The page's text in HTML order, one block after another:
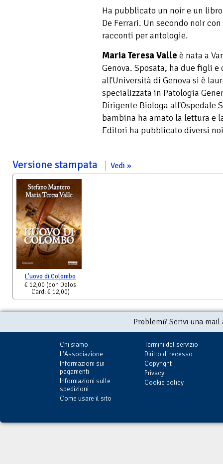
Ha pubblicato un noir e un
De Ferrari. Un secondo noir
racconti per antologie.
Maria Teresa Valle è nata a
Genova. Sposata, ha due figli
all'Università di Genova si è
specializzata in Patologia
Dirigente Biologa all'Ospedale
bambina ha amato la lettura e
Editori ha pubblicato diversi
Versione stampata Vedi
L'uovo di Colombo
€ 12,00 (con Delos
Card: € 12,00)
Problemi? Scrivi una
Chi siamo
L'Associazione
Informazioni sui
pagamenti
Informazioni sulle
spedizioni
Come usare il sito
Termini del servizio
Diritto di recesso
Copyright
Privacy
Cookie policy